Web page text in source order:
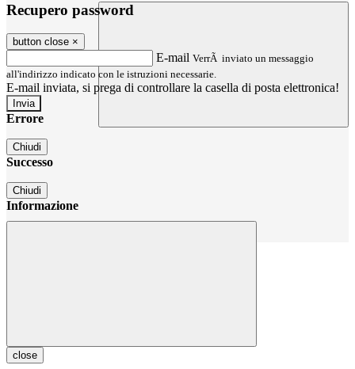
Recupero password
button close ×
E-mail VerrÃ inviato un messaggio
all'indirizzo indicato con le istruzioni necessarie.
E-mail inviata, si prega di controllare la casella di posta elettronica!
Errore
Chiudi
Successo
Chiudi
Informazione
close